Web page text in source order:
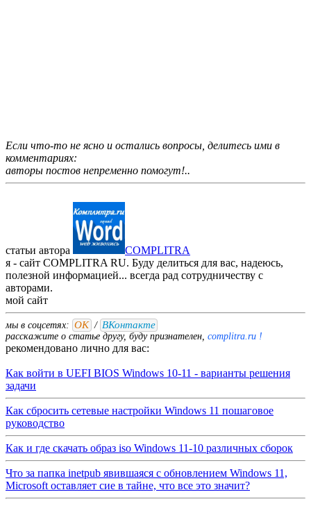
Если что-то не ясно и остались вопросы, делитесь ими в
комментариях:
авторы постов непременно помогут!..
статьи автора
COMPLITRA
я - сайт COMPLITRA RU. Буду делиться для вас, надеюсь,
полезной информацией... всегда рад сотрудничеству с
авторами.
мой сайт
мы в соцсетях: ОК / ВКонтакте
расскажите о статье другу, буду признателен, complitra.ru !
рекомендовано лично для вас:
Как войти в UEFI BIOS Windows 10-11 - варианты решения
задачи
Как сбросить сетевые настройки Windows 11 пошаговое
руководство
Как и где скачать образ iso Windows 11-10 различных сборок
Что за папка inetpub явившаяся с обновлением Windows 11,
Microsoft оставляет сие в тайне, что все это значит?